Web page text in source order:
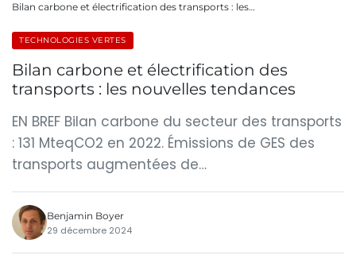
Bilan carbone et électrification des transports : les…
TECHNOLOGIES VERTES
Bilan carbone et électrification des
transports : les nouvelles tendances
EN BREF Bilan carbone du secteur des transports
: 131 MteqCO2 en 2022. Émissions de GES des
transports augmentées de…
Benjamin Boyer
29 décembre 2024